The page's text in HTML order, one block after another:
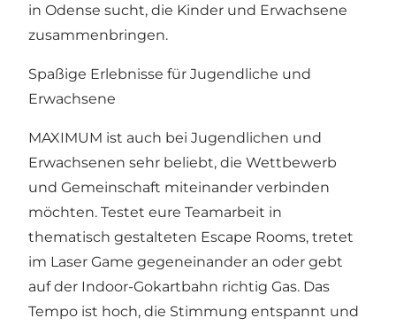
in Odense sucht, die Kinder und Erwachsene
zusammenbringen.
Spaßige Erlebnisse für Jugendliche und
Erwachsene
MAXIMUM ist auch bei Jugendlichen und
Erwachsenen sehr beliebt, die Wettbewerb
und Gemeinschaft miteinander verbinden
möchten. Testet eure Teamarbeit in
thematisch gestalteten Escape Rooms, tretet
im Laser Game gegeneinander an oder gebt
auf der Indoor-Gokartbahn richtig Gas. Das
Tempo ist hoch, die Stimmung entspannt und